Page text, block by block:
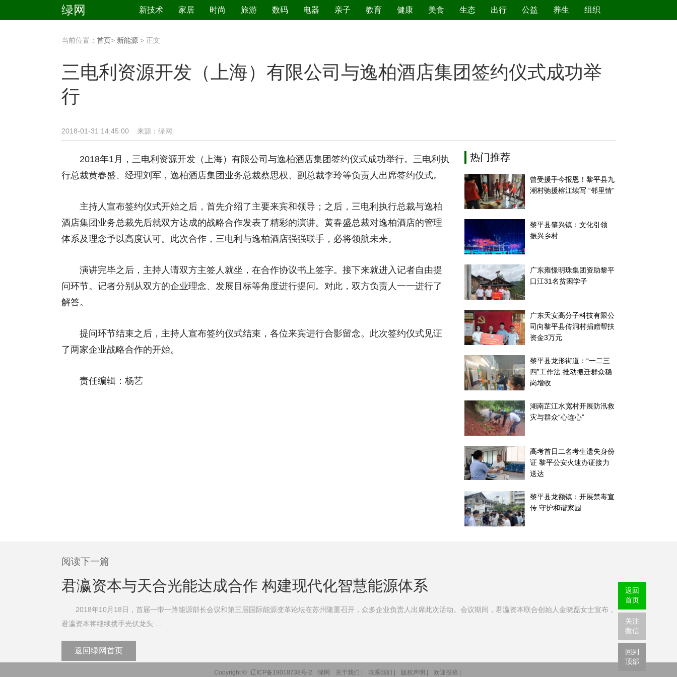
绿网 组织
养生
公益
出行
生态
美食
健康
教育
亲子
电器
数码
旅游
时尚
家居
新技术
当前位置： 首页> 新能源 > 正文
三电利资源开发（上海）有限公司与逸柏酒店集团签约仪式成功举
行
2018-01-31 14:45:00 来源： 绿网
2018年1月，三电利资源开发（上海）有限公司与逸柏酒店集团签约仪式成功举行。三电利执
行总裁黄春盛、经理刘军，逸柏酒店集团业务总裁蔡思权、副总裁李玲等负责人出席签约仪式。
主持人宣布签约仪式开始之后，首先介绍了主要来宾和领导；之后，三电利执行总裁与逸柏
酒店集团业务总裁先后就双方达成的战略合作发表了精彩的演讲。黄春盛总裁对逸柏酒店的管理
体系及理念予以高度认可。此次合作，三电利与逸柏酒店强强联手，必将领航未来。
演讲完毕之后，主持人请双方主签人就坐，在合作协议书上签字。接下来就进入记者自由提
问环节。记者分别从双方的企业理念、发展目标等角度进行提问。对此，双方负责人一一进行了
解答。
提问环节结束之后，主持人宣布签约仪式结束，各位来宾进行合影留念。此次签约仪式见证
了两家企业战略合作的开始。
责任编辑：杨艺
热门推荐
曾受援手今报恩！黎平县九
潮村驰援榕江续写 “邻里情”
黎平县肇兴镇：文化引领
振兴乡村
广东雍憬明珠集团资助黎平
口江31名贫困学子
广东天安高分子科技有限公
司向黎平县传洞村捐赠帮扶
资金3万元
黎平县龙形街道：“一二三
四”工作法 推动搬迁群众稳
岗增收
湖南芷江水宽村开展防汛救
灾与群众“心连心”
高考首日二名考生遗失身份
证 黎平公安火速办证接力
送达
黎平县龙额镇：开展禁毒宣
传 守护和谐家园
阅读下一篇
君瀛资本与天合光能达成合作 构建现代化智慧能源体系
2018年10月18日，首届一带一路能源部长会议和第三届国际能源变革论坛在苏州隆重召开，众多企业负责人出席此次活动。会议期间，君瀛资本联合创始人金晓磊女士宣布，
君瀛资本将继续携手光伏龙头 ...
返回绿网首页
Copyright © 辽ICP备19018738号-2 绿网 关于我们 | 联系我们 | 版权声明 | 欢迎投稿 |
返回
首页
关注
微信
回到
顶部